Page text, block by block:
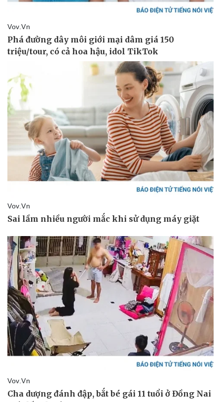
Pháp luật
Vụ án
Tin nóng
Tư vấn luật
Quân sự - Quốc phòng
Vũ khí
Việt Nam
Phân tích